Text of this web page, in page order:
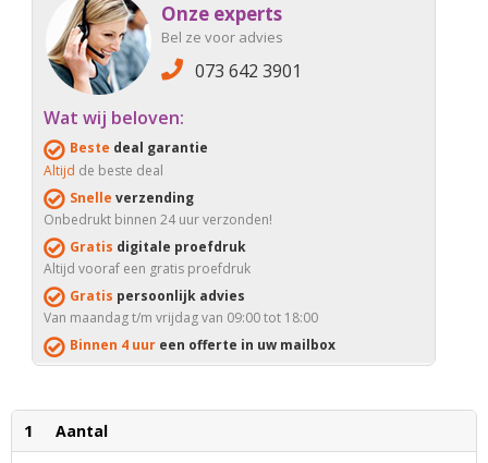
Onze experts
Bel ze voor advies
073 642 3901
Wat wij beloven:
Beste deal garantie
Altijd de beste deal
Snelle verzending
Onbedrukt binnen 24 uur verzonden!
Gratis digitale proefdruk
Altijd vooraf een gratis proefdruk
Gratis persoonlijk advies
Van maandag t/m vrijdag van 09:00 tot 18:00
Binnen 4 uur een offerte in uw mailbox
1 Aantal